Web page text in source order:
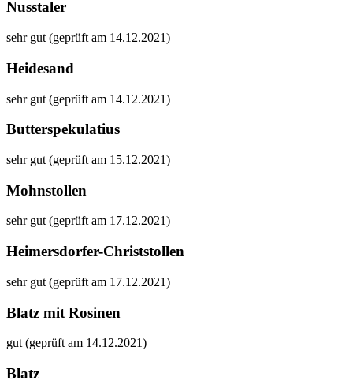
Nusstaler
sehr gut (geprüft am 14.12.2021)
Heidesand
sehr gut (geprüft am 14.12.2021)
Butterspekulatius
sehr gut (geprüft am 15.12.2021)
Mohnstollen
sehr gut (geprüft am 17.12.2021)
Heimersdorfer-Christstollen
sehr gut (geprüft am 17.12.2021)
Blatz mit Rosinen
gut (geprüft am 14.12.2021)
Blatz